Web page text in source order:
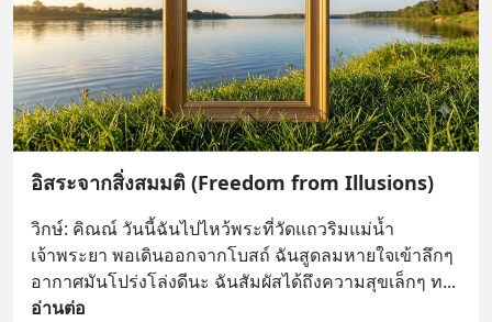
อิสระจากสิ่งสมมติ (Freedom from Illusions)
วิกษ์: คิณณ์ วันนี้ฉันไปไหว้พระที่วัดแถวริมแม่น้ำ
เจ้าพระยา พอเดินออกจากโบสถ์ ฉันสูดลมหายใจเข้าลึกๆ
อากาศมันโปร่งโล่งดีนะ ฉันสัมผัสได้ถึงความสุขเล็กๆ ท
อ่านต่อ